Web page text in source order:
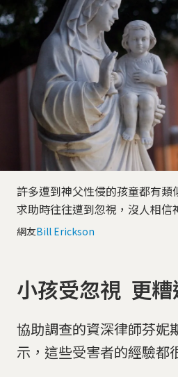
許多遭到神父性侵的孩童都有類
求助時往往遭到忽視，沒人相信
網友Bill Erickson
小孩受忽視 更
協助調查的資深律師芬妮
示，這些受害者的經驗都